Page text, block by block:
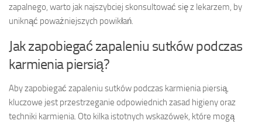
zapalnego, warto jak najszybciej skonsultować się z lekarzem, by
uniknąć poważniejszych powikłań.
Jak zapobiegać zapaleniu sutków podczas
karmienia piersią?
Aby zapobiegać zapaleniu sutków podczas karmienia piersią,
kluczowe jest przestrzeganie odpowiednich zasad higieny oraz
techniki karmienia. Oto kilka istotnych wskazówek, które mogą